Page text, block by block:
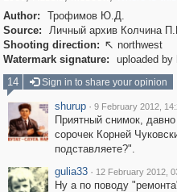
Author:
Трофимов Ю.Д.
Source:
Личный архив Колчина
Shooting direction:  northwest
Watermark signature:
uploaded by
14
Sign in to share your opinion
shurup · 9 February 2012,
Приятный снимок,
сорочек Корней
подставляете?".
gulia33 · 12 February 2012,
Ну а по поводу